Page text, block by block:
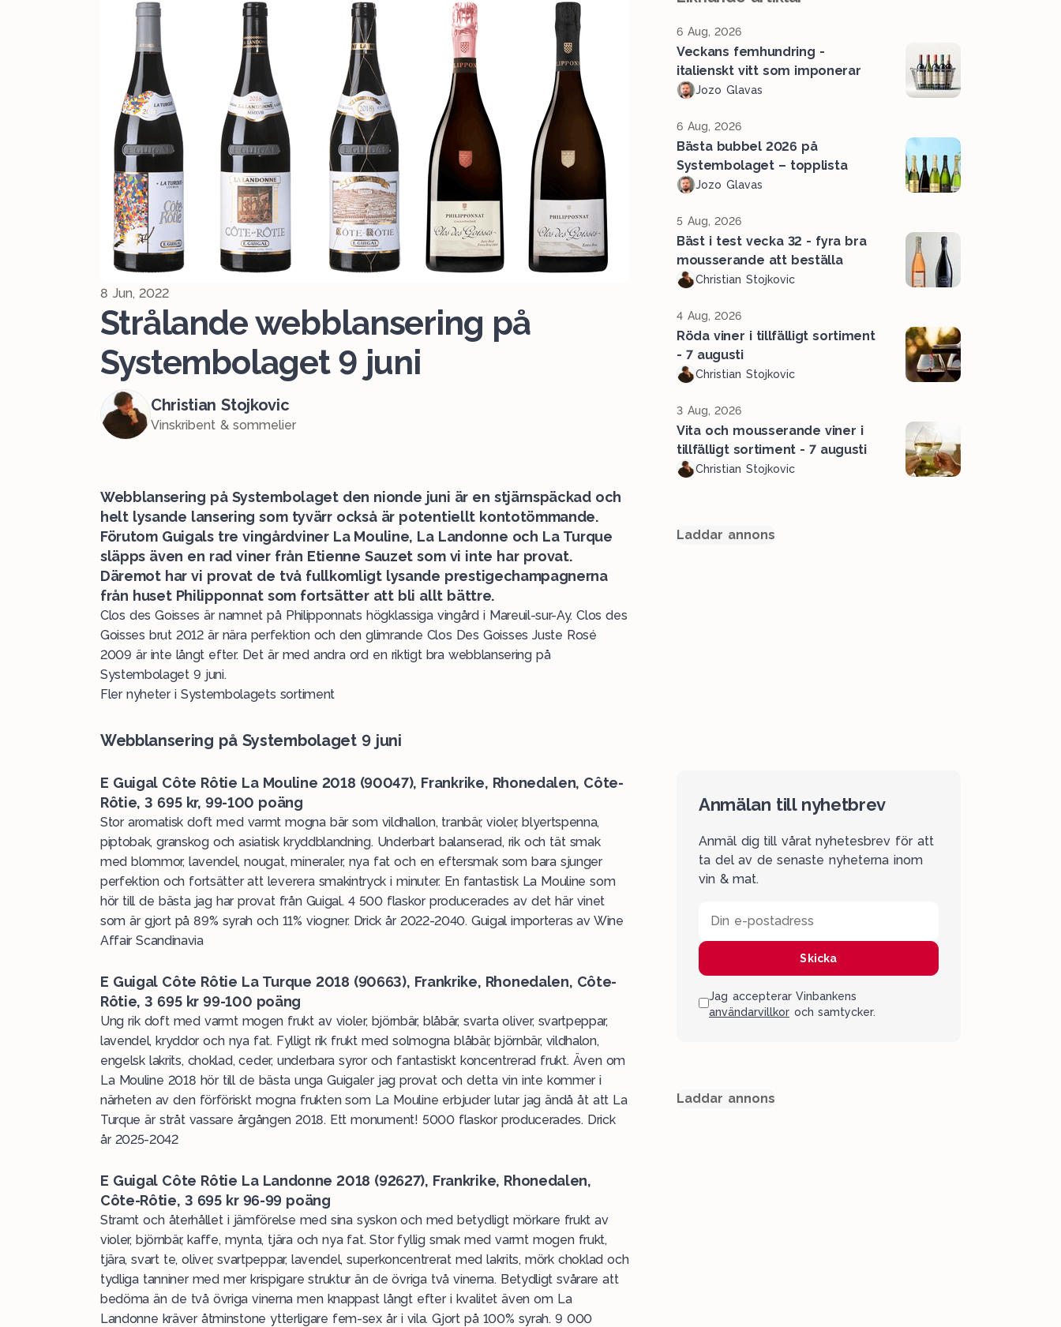
8 Jun, 2022
Strålande webblansering på
Systembolaget 9 juni
Christian Stojkovic
Vinskribent & sommelier
Webblansering på Systembolaget den nionde juni är en stjärnspäckad och
helt lysande lansering som tyvärr också är potentiellt kontotömmande.
Förutom Guigals tre vingårdviner La Mouline, La Landonne och La Turque
släpps även en rad viner från Etienne Sauzet som vi inte har provat.
Däremot har vi provat de två fullkomligt lysande prestigechampagnerna
från huset Philipponnat som fortsätter att bli allt bättre.
Clos des Goisses är namnet på Philipponnats högklassiga vingård i Mareuil-sur-Ay. Clos des
Goisses brut 2012 är nära perfektion och den glimrande Clos Des Goisses Juste Rosé
2009 är inte långt efter. Det är med andra ord en riktigt bra webblansering på
Systembolaget 9 juni.
Fler nyheter i Systembolagets sortiment
Webblansering på Systembolaget 9 juni
E Guigal Côte Rôtie La Mouline 2018 (90047), Frankrike, Rhonedalen, Côte-
Rôtie, 3 695 kr, 99-100 poäng
Stor aromatisk doft med varmt mogna bär som vildhallon, tranbär, violer, blyertspenna,
piptobak, granskog och asiatisk kryddblandning. Underbart balanserad, rik och tät smak
med blommor, lavendel, nougat, mineraler, nya fat och en eftersmak som bara sjunger
perfektion och fortsätter att leverera smakintryck i minuter. En fantastisk La Mouline som
hör till de bästa jag har provat från Guigal. 4 500 flaskor producerades av det här vinet
som är gjort på 89% syrah och 11% viogner. Drick år 2022-2040. Guigal importeras av Wine
Affair Scandinavia
E Guigal Côte Rôtie La Turque 2018 (90663), Frankrike, Rhonedalen, Côte-
Rôtie, 3 695 kr 99-100 poäng
Ung rik doft med varmt mogen frukt av violer, björnbär, blåbär, svarta oliver, svartpeppar,
lavendel, kryddor och nya fat. Fylligt rik frukt med solmogna blåbär, björnbär, vildhalon,
engelsk lakrits, choklad, ceder, underbara syror och fantastiskt koncentrerad frukt. Även om
La Mouline 2018 hör till de bästa unga Guigaler jag provat och detta vin inte kommer i
närheten av den förföriskt mogna frukten som La Mouline erbjuder lutar jag ändå åt att La
Turque är stråt vassare årgången 2018. Ett monument! 5000 flaskor producerades. Drick
år 2025-2042
E Guigal Côte Rôtie La Landonne 2018 (92627), Frankrike, Rhonedalen,
Côte-Rôtie, 3 695 kr 96-99 poäng
Stramt och återhållet i jämförelse med sina syskon och med betydligt mörkare frukt av
violer, björnbär, kaffe, mynta, tjära och nya fat. Stor fyllig smak med varmt mogen frukt,
tjära, svart te, oliver, svartpeppar, lavendel, superkoncentrerat med lakrits, mörk choklad och
tydliga tanniner med mer krispigare struktur än de övriga två vinerna. Betydligt svårare att
bedöma än de två övriga vinerna men knappast långt efter i kvalitet även om La
Landonne kräver åtminstone ytterligare fem-sex år i vila. Gjort på 100% syrah. 9 000
6 Aug, 2026
Veckans femhundring -
italienskt vitt som imponerar
Jozo Glavas
6 Aug, 2026
Bästa bubbel 2026 på
Systembolaget – topplista
Jozo Glavas
5 Aug, 2026
Bäst i test vecka 32 - fyra bra
mousserande att beställa
Christian Stojkovic
4 Aug, 2026
Röda viner i tillfälligt sortiment
- 7 augusti
Christian Stojkovic
3 Aug, 2026
Vita och mousserande viner i
tillfälligt sortiment - 7 augusti
Christian Stojkovic
Laddar annons
Anmälan till nyhetbrev
Anmäl dig till vårat nyhetesbrev för att
ta del av de senaste nyheterna inom
vin & mat.
Din e-postadress
Skicka
Jag accepterar Vinbankens
användarvillkor och samtycker.
Laddar annons